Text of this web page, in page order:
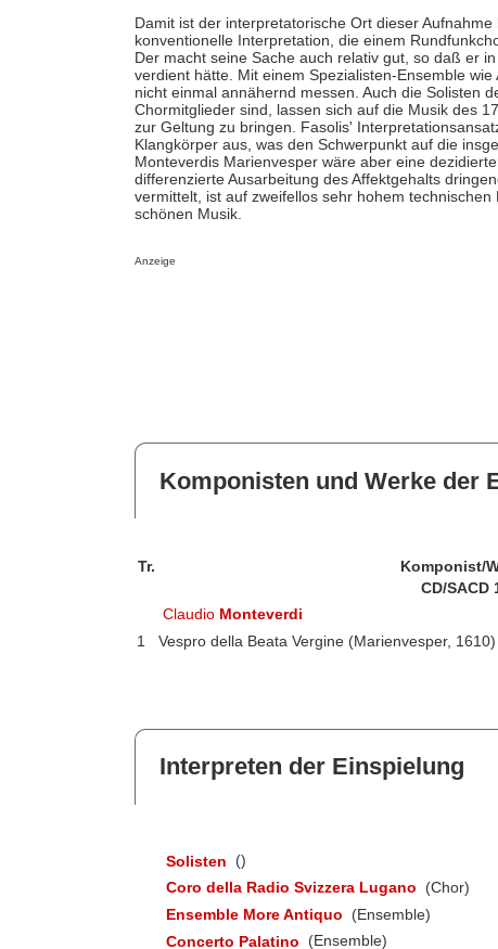
Damit ist der interpretatorische Ort dieser
konventionelle Interpretation, die einem
Der macht seine Sache auch relativ gut, so daß er
verdient hätte. Mit einem Spezialisten-Ensemble
nicht einmal annähernd messen. Auch die Solisten
Chormitglieder sind, lassen sich auf die Musik des
zur Geltung zu bringen. Fasolis'
Klangkörper aus, was den Schwerpunkt auf die
Monteverdis Marienvesper wäre aber eine
differenzierte Ausarbeitung des Affektgehalts
vermittelt, ist auf zweifellos sehr hohem
schönen Musik.
Anzeige
Komponisten und Werke der
Tr. Komponist/
CD/SACD
Claudio Monteverdi
1
Vespro della Beata Vergine (Marienvesper, 1610)
Interpreten der Einspielung
Solisten
()
Coro della Radio Svizzera Lugano
(Chor)
Ensemble More Antiquo
(Ensemble)
Concerto Palatino
(Ensemble)